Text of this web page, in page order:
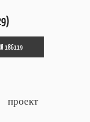
186119